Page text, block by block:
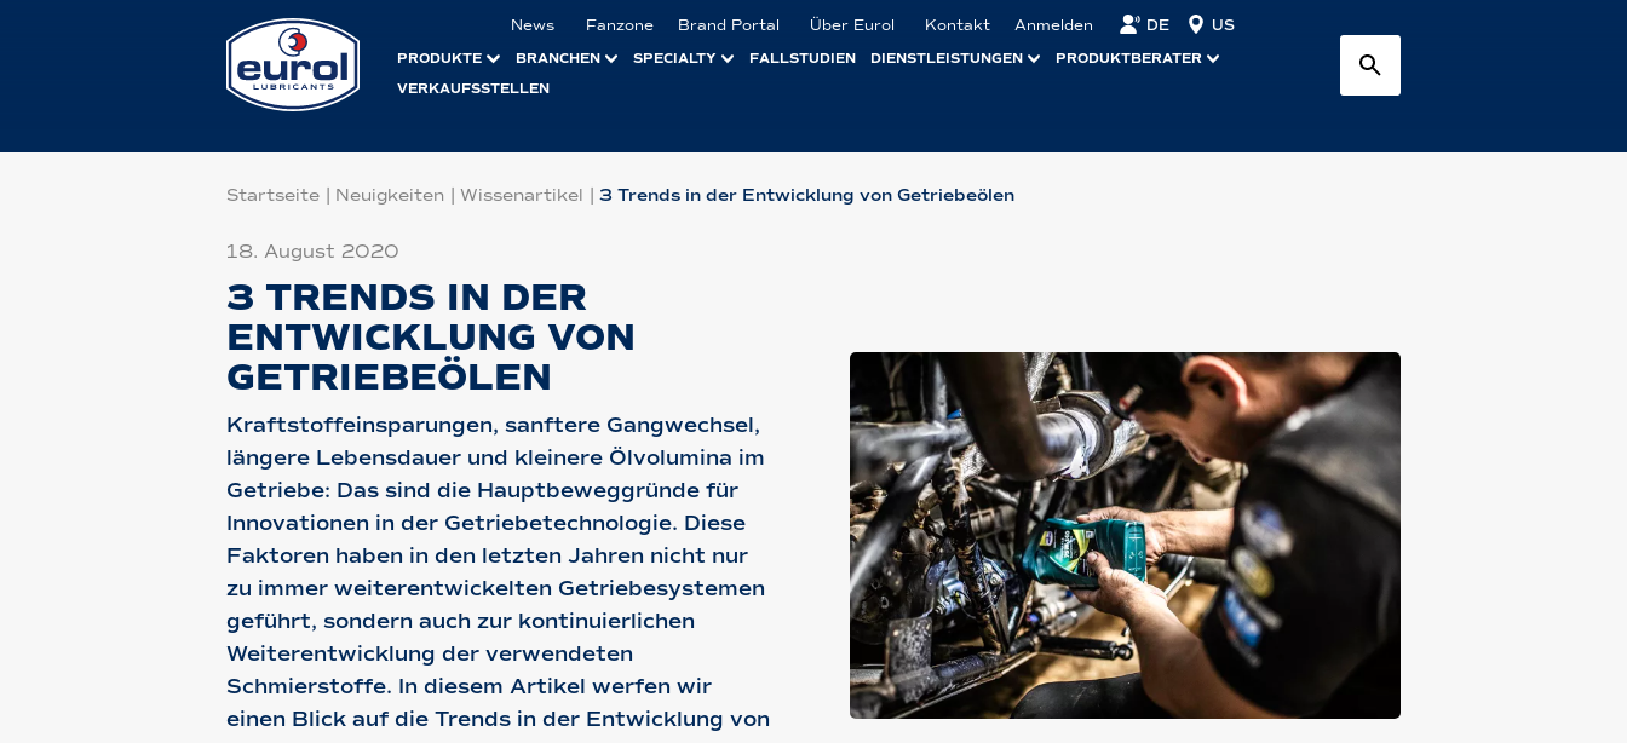
News Fanzone Brand Portal Über Eurol Kontakt Anmelden DE US
PRODUKTE BRANCHEN SPECIALTY FALLSTUDIEN DIENSTLEISTUNGEN
PRODUKTBERATER
VERKAUFSSTELLEN
Startseite Neuigkeiten |Wissenartikel |3 Trends in der Entwicklung von Getriebeölen
18. August 2020
3 TRENDS IN DER
ENTWICKLUNG VON
GETRIEBEÖLEN
Kraftstoffeinsparungen, sanftere Gangwechsel,
längere Lebensdauer und kleinere Ölvolumina im
Getriebe: Das sind die Hauptbeweggründe für
Innovationen in der Getriebetechnologie. Diese
Faktoren haben in den letzten Jahren nicht nur
zu immer weiterentwickelten Getriebesystemen
geführt, sondern auch zur kontinuierlichen
Weiterentwicklung der verwendeten
Schmierstoffe. In diesem Artikel werfen wir
einen Blick auf die Trends in der Entwicklung von